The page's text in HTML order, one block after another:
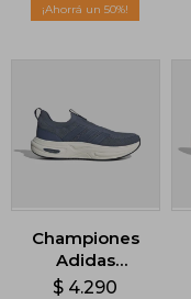
50
Championes
Adidas
CloudFoam -
$ 4.290